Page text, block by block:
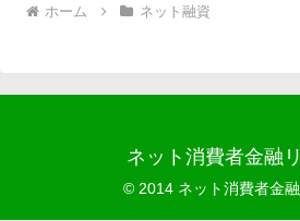
ホーム ネット融資
ネット消費者金融
© 2014 ネット消費者金